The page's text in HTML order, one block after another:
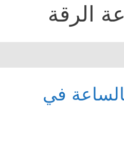
الرقة
في